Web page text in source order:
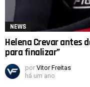
NEWS
Helena Crevar antes
para finalizar”
por Vitor Freitas
há um ano